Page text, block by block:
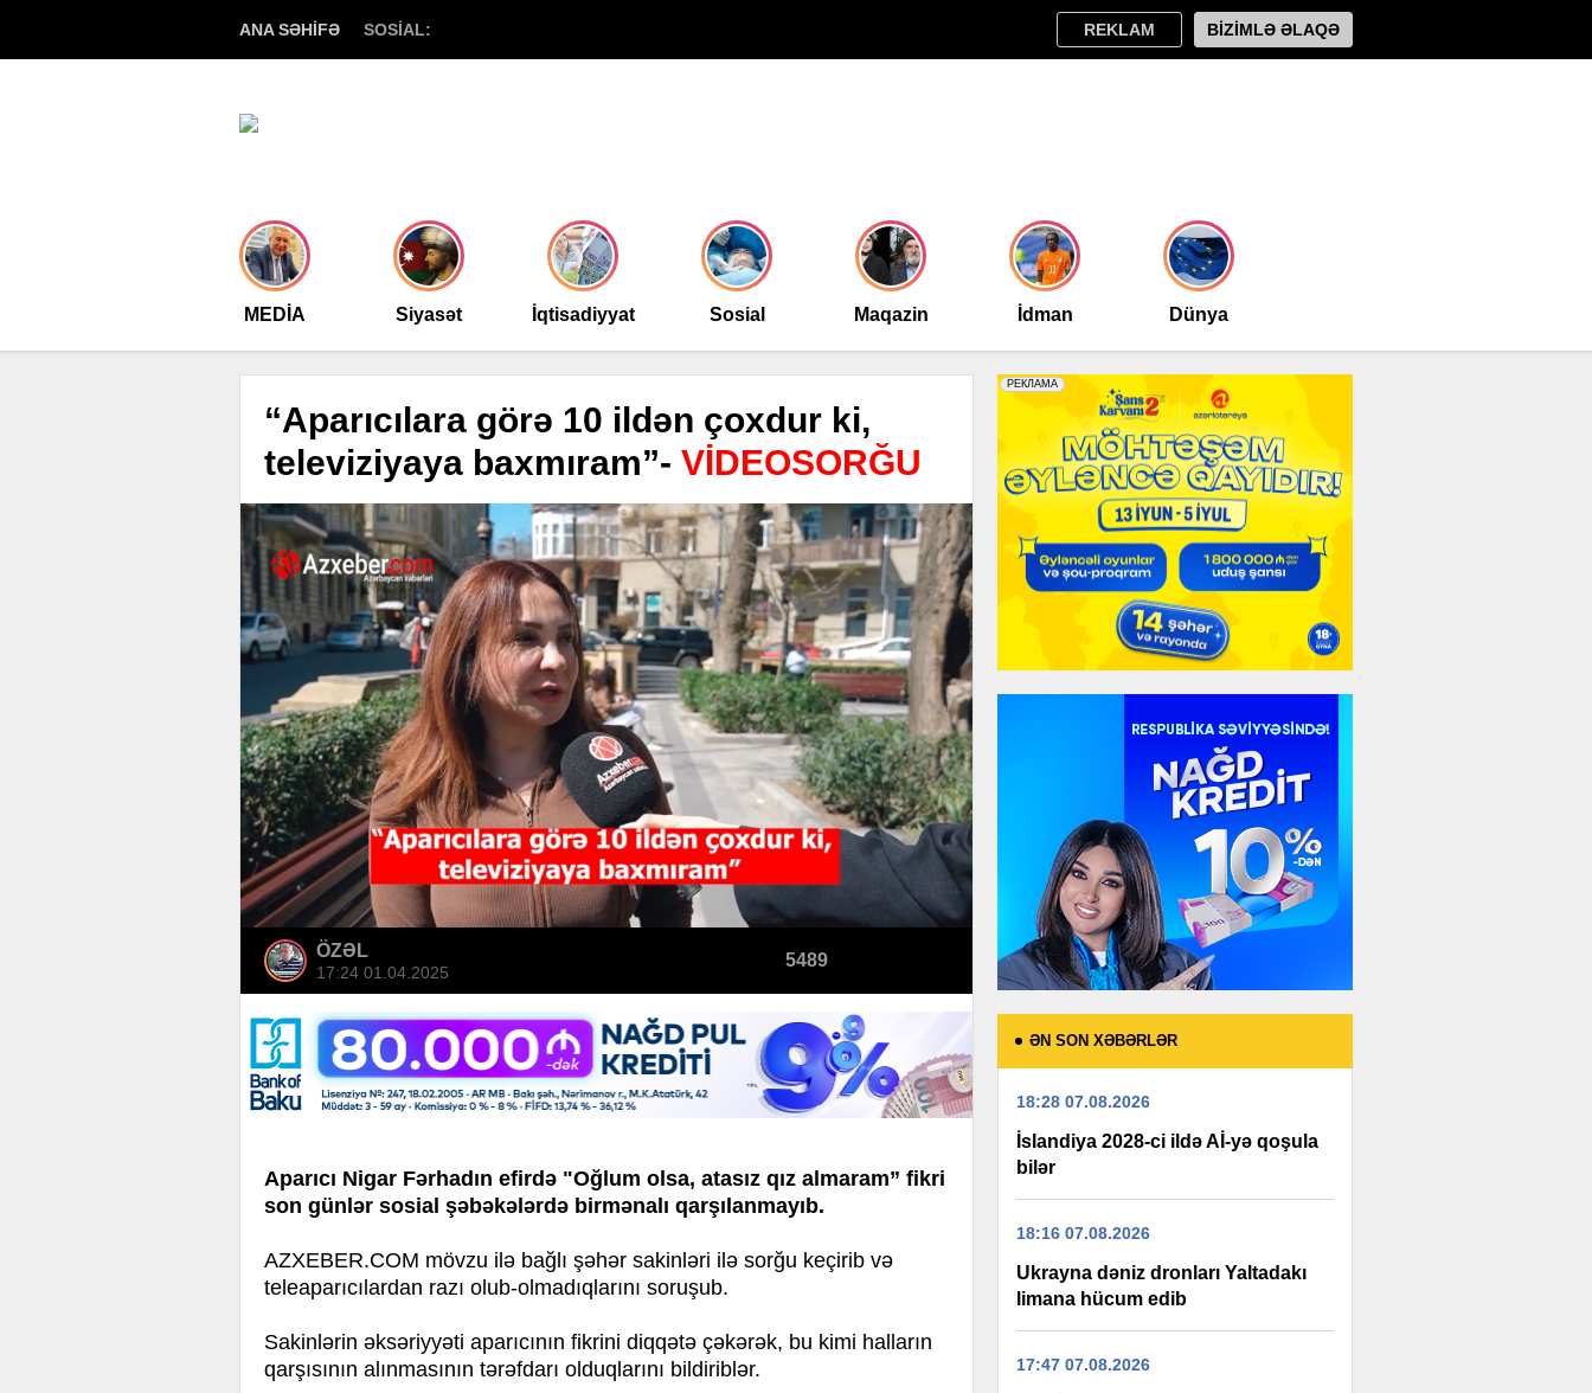
ANA SƏHİFƏ SOSİAL: REKLAM BİZİMLƏ ƏLAQƏ
MEDİA Siyasət İqtisadiyyat Sosial Maqazin İdman Dünya
“Aparıcılara görə 10 ildən çoxdur ki,
televiziyaya baxmıram”- VİDEOSORĞU
ÖZƏL
17:24 01.04.2025
5489
Aparıcı Nigar Fərhadın efirdə "Oğlum olsa, atasız qız almaram” fikri
son günlər sosial şəbəkələrdə birmənalı qarşılanmayıb.
AZXEBER.COM mövzu ilə bağlı şəhər sakinləri ilə sorğu keçirib və
teleaparıcılardan razı olub-olmadıqlarını soruşub.
Sakinlərin əksəriyyəti aparıcının fikrini diqqətə çəkərək, bu kimi halların
qarşısının alınmasının tərəfdarı olduqlarını bildiriblər.
ƏN SON XƏBƏRLƏR
18:28 07.08.2026
İslandiya 2028-ci ildə Aİ-yə qoşula
bilər
18:16 07.08.2026
Ukrayna dəniz dronları Yaltadakı
limana hücum edib
17:47 07.08.2026